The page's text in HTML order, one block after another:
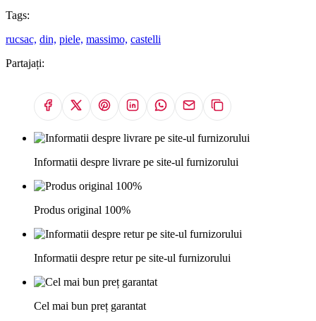
Tags:
rucsac, din, piele, massimo, castelli
Partajați:
Informatii despre livrare pe site-ul furnizorului
Produs original 100%
Informatii despre retur pe site-ul furnizorului
Cel mai bun preț garantat